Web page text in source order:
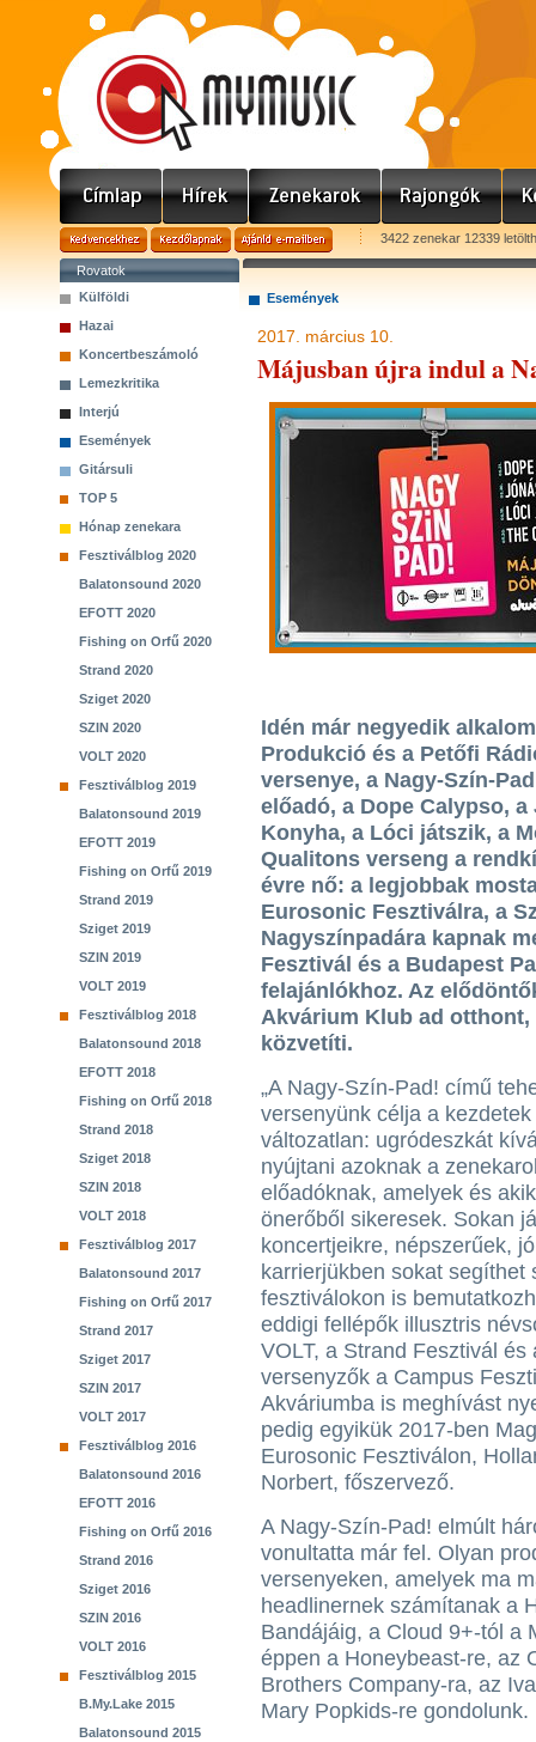
3422 zenekar 12339
Rovatok
Külföldi
Hazai
Koncertbeszámoló
Lemezkritika
Interjú
Események
Gitársuli
TOP 5
Hónap zenekara
Fesztiválblog 2020
Balatonsound 2020
EFOTT 2020
Fishing on Orfű 2020
Strand 2020
Sziget 2020
SZIN 2020
VOLT 2020
Fesztiválblog 2019
Balatonsound 2019
EFOTT 2019
Fishing on Orfű 2019
Strand 2019
Sziget 2019
SZIN 2019
VOLT 2019
Fesztiválblog 2018
Balatonsound 2018
EFOTT 2018
Fishing on Orfű 2018
Strand 2018
Sziget 2018
SZIN 2018
VOLT 2018
Fesztiválblog 2017
Balatonsound 2017
Fishing on Orfű 2017
Strand 2017
Sziget 2017
SZIN 2017
VOLT 2017
Fesztiválblog 2016
Balatonsound 2016
EFOTT 2016
Fishing on Orfű 2016
Strand 2016
Sziget 2016
SZIN 2016
VOLT 2016
Fesztiválblog 2015
B.My.Lake 2015
Balatonsound 2015
Események
2017. március 10.
Májusban újra indul a
Idén már negyedik
Produkció és a Petőfi
versenye, a Nagy-Szín-
előadó, a Dope Calypso,
Konyha, a Lóci játszik, a
Qualitons verseng a
évre nő: a legjobbak
Eurosonic Fesztiválra, a
Nagyszínpadára kapnak
Fesztivál és a Budapest
felajánlókhoz. Az
Akvárium Klub ad otthont,
közvetíti.
„A Nagy-Szín-Pad! című
versenyünk célja a kezdetek
változatlan: ugródeszkát
nyújtani azoknak a
előadóknak, amelyek és
önerőből sikeresek. Sokan
koncertjeikre, népszerűek,
karrierjükben sokat
fesztiválokon is
eddigi fellépők illusztris
VOLT, a Strand Fesztivál
versenyzők a Campus
Akváriumba is meghívást
pedig egyikük 2017-ben
Eurosonic Fesztiválon,
Norbert, főszervező.
A Nagy-Szín-Pad! elmúlt
vonultatta már fel. Olyan
versenyeken, amelyek ma
headlinernek számítanak a
Bandájáig, a Cloud 9+-tól a
éppen a Honeybeast-re, az
Brothers Company-ra, az
Mary Popkids-re gondolunk.